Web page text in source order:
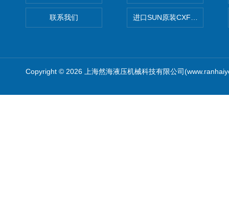
联系我们 进口SUN原装CXFAXCN导压
Copyright © 2026 上海然海液压机械科技有限公司